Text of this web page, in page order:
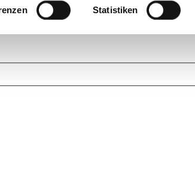
Statistiken
Sie Ihre Fragen und helfen Sie mit Ihrem